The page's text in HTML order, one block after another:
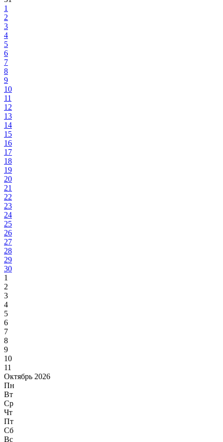
1
2
3
4
5
6
7
8
9
10
11
12
13
14
15
16
17
18
19
20
21
22
23
24
25
26
27
28
29
30
1
2
3
4
5
6
7
8
9
10
11
Октябрь 2026
Пн
Вт
Ср
Чт
Пт
Сб
Вс